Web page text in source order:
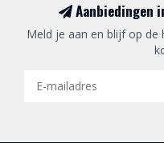
Aanbiedingen
Meld je aan en blijf op de